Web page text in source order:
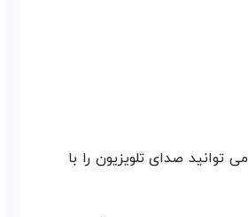
ساند بار جی‌پلاس مدل M625SN یک سیستم صوتی قدرتمند است که می‌تواند عضوی مهم در خانه شما باشد . توسط ساند بار جی پلاس M625SN می توانید صدای تلویزیون را با